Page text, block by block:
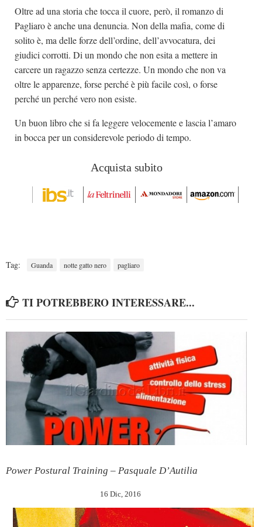
Oltre ad una storia che tocca il cuore, però, il romanzo di
Pagliaro è anche una denuncia. Non della mafia, come di
solito è, ma delle forze dell’ordine, dell’avvocatura, dei
giudici corrotti. Di un mondo che non esita a mettere in
carcere un ragazzo senza certezze. Un mondo che non va
oltre le apparenze, forse perché è più facile così, o forse
perché un perché vero non esiste.
Un buon libro che si fa leggere velocemente e lascia l’amaro
in bocca per un considerevole periodo di tempo.
Acquista subito
Tag: Guanda notte gatto nero pagliaro
TI POTREBBERO INTERESSARE...
Power Postural Training – Pasquale D’Autilia
16 Dic, 2016